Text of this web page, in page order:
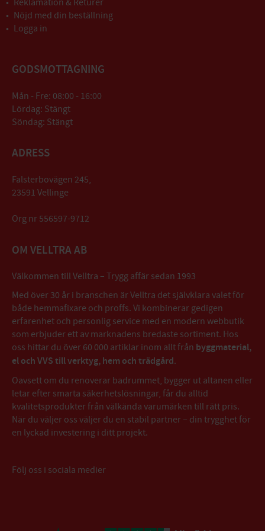
Reklamation & Returer
Nöjd med din beställning
Logga in
GODSMOTTAGNING
Mån - Fre: 08:00 - 16:00
Lördag: Stängt
Söndag: Stängt
ADRESS
Falsterbovägen 245,
23591 Vellinge
Org nr 556597-9712
OM VELLTRA AB
Välkommen till Velltra – Trygg affär sedan 1993
Med över 30 år i branschen är Velltra det självklara valet för
både hemmafixare och proffs. Vi kombinerar gedigen
erfarenhet och personlig service med en modern webbutik
som erbjuder ett av marknadens bredaste sortiment. Hos
oss hittar du över 60 000 artiklar inom allt från byggmaterial,
el och VVS till verktyg, hem och trädgård.
Oavsett om du renoverar badrummet, bygger ut altanen eller
letar efter smarta säkerhetslösningar, får du alltid
kvalitetsprodukter från välkända varumärken till rätt pris.
När du väljer oss väljer du en stabil partner – din trygghet för
en lyckad investering i ditt projekt.
Följ oss i sociala medier